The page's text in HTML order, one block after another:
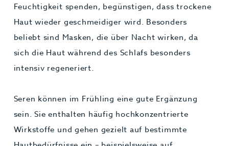
Feuchtigkeit spenden, begünstigen, dass trockene
Haut wieder geschmeidiger wird. Besonders
beliebt sind Masken, die über Nacht wirken, da
sich die Haut während des Schlafs besonders
intensiv regeneriert.
Seren können im Frühling eine gute Ergänzung
sein. Sie enthalten häufig hochkonzentrierte
Wirkstoffe und gehen gezielt auf bestimmte